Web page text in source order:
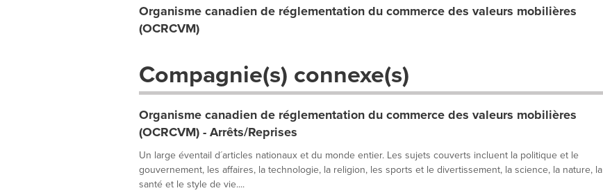
Organisme canadien de réglementation du commerce des valeurs mobilières
(OCRCVM)
Compagnie(s) connexe(s)
Organisme canadien de réglementation du commerce des valeurs mobilières
(OCRCVM) - Arrêts/Reprises
Un large éventail d´articles nationaux et du monde entier. Les sujets couverts incluent la politique et le
gouvernement, les affaires, la technologie, la religion, les sports et le divertissement, la science, la nature, la
santé et le style de vie....